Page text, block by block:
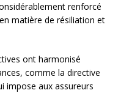
renforcé
matière de résiliation et
ont harmonisé
comme la directive
impose aux assureurs